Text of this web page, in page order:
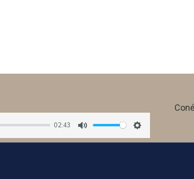
02:43
Mute Settings